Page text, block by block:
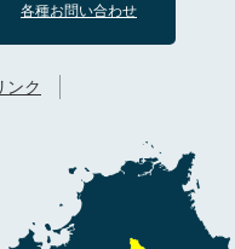
各種お問い合わせ
ンク